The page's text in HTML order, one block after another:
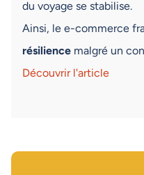
du voyage se stabilise.
Ainsi, le e-commerce
résilience malgré un
Découvrir l'article